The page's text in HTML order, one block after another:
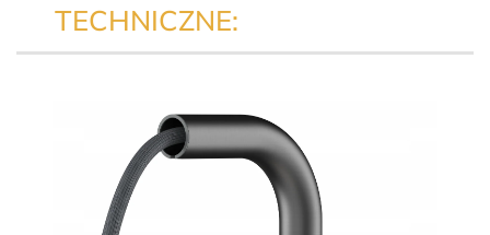
TECHNICZNE: